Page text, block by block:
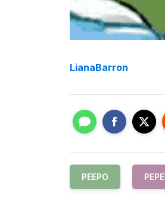
LianaBarron
PEEPO PEPE